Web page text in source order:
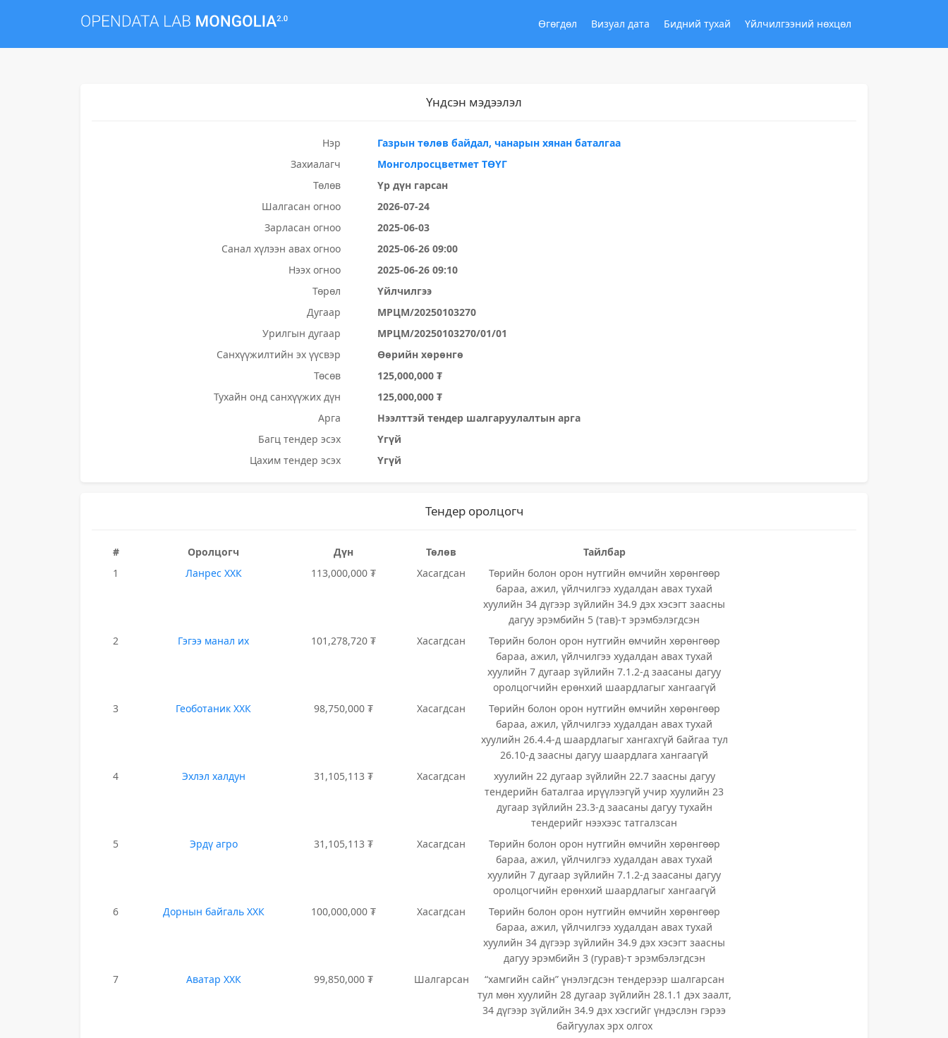
Өгөгдөл Визуал дата Бидний тухай Үйлчилгээний нөхцөл
Үндсэн мэдээлэл
Нэр
Газрын төлөв байдал, чанарын хянан баталгаа
Захиалагч
Монголросцветмет ТӨҮГ
Төлөв
Үр дүн гарсан
Шалгасан огноо
2026-07-24
Зарласан огноо
2025-06-03
Санал хүлээн авах огноо
2025-06-26 09:00
Нээх огноо
2025-06-26 09:10
Төрөл
Үйлчилгээ
Дугаар
МРЦМ/20250103270
Урилгын дугаар
МРЦМ/20250103270/01/01
Санхүүжилтийн эх үүсвэр
Өөрийн хөрөнгө
Төсөв
125,000,000 ₮
Тухайн онд санхүүжих дүн
125,000,000 ₮
Арга
Нээлттэй тендер шалгаруулалтын арга
Багц тендер эсэх
Үгүй
Цахим тендер эсэх
Үгүй
Тендер оролцогч
# Оролцогч Дүн Төлөв
Тайлбар
1
Ланрес ХХК 113,000,000 ₮ Хасагдсан
Төрийн болон орон нутгийн өмчийн хөрөнгөөр
бараа, ажил, үйлчилгээ худалдан авах тухай
хуулийн 34 дүгээр зүйлийн 34.9 дэх хэсэгт заасны
дагуу эрэмбийн 5 (тав)-т эрэмбэлэгдсэн
2
Гэгээ манал их 101,278,720 ₮ Хасагдсан
Төрийн болон орон нутгийн өмчийн хөрөнгөөр
бараа, ажил, үйлчилгээ худалдан авах тухай
хуулийн 7 дугаар зүйлийн 7.1.2-д заасаны дагуу
оролцогчийн ерөнхий шаардлагыг хангаагүй
3
Геоботаник ХХК 98,750,000 ₮ Хасагдсан
Төрийн болон орон нутгийн өмчийн хөрөнгөөр
бараа, ажил, үйлчилгээ худалдан авах тухай
хуулийн 26.4.4-д шаардлагыг хангахгүй байгаа тул
26.10-д заасны дагуу шаардлага хангаагүй
4
Эхлэл халдун 31,105,113 ₮ Хасагдсан
хуулийн 22 дугаар зүйлийн 22.7 заасны дагуу
тендерийн баталгаа ирүүлээгүй учир хуулийн 23
дугаар зүйлийн 23.3-д заасаны дагуу тухайн
тендерийг нээхээс татгалзсан
5
Эрдү агро 31,105,113 ₮ Хасагдсан
Төрийн болон орон нутгийн өмчийн хөрөнгөөр
бараа, ажил, үйлчилгээ худалдан авах тухай
хуулийн 7 дугаар зүйлийн 7.1.2-д заасаны дагуу
оролцогчийн ерөнхий шаардлагыг хангаагүй
6
Дорнын байгаль ХХК 100,000,000 ₮ Хасагдсан
Төрийн болон орон нутгийн өмчийн хөрөнгөөр
бараа, ажил, үйлчилгээ худалдан авах тухай
хуулийн 34 дүгээр зүйлийн 34.9 дэх хэсэгт заасны
дагуу эрэмбийн 3 (гурав)-т эрэмбэлэгдсэн
7
Аватар ХХК 99,850,000 ₮ Шалгарсан
“хамгийн сайн” үнэлэгдсэн тендерээр шалгарсан
тул мөн хуулийн 28 дугаар зүйлийн 28.1.1 дэх заалт,
34 дүгээр зүйлийн 34.9 дэх хэсгийг үндэслэн гэрээ
байгуулах эрх олгох